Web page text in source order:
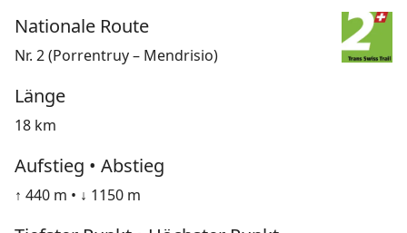
Nationale Route
Nr. 2 (Porrentruy – Mendrisio)
Länge
18 km
Aufstieg • Abstieg
↑ 440 m • ↓ 1150 m